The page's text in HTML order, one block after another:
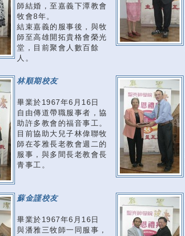
師結婚，至嘉義下潭教會
牧會8年。
結束嘉義的服事後，與牧
師至高雄開拓貴格會榮光
堂，目前聚會人數百餘
人。
林順期校友
畢業於1967年6月16日
自由傳道帶職服事者，協
助許多教會的福音事工。
目前協助大兒子林偉聯牧
師在苓雅長老教會週二的
服事，與多間長老教會長
青事工。
蘇金謹校友
畢業於1967年6月16日
與潘雅三牧師一同服事，